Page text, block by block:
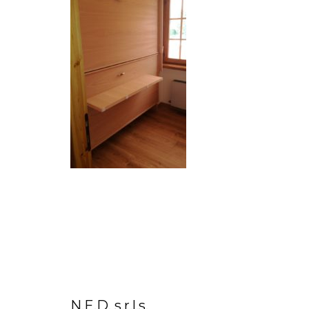
N.E.D. s.r.l.s.